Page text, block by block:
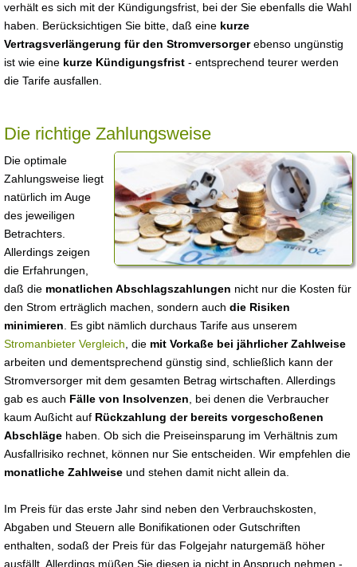
verhält es sich mit der Kündigungsfrist, bei der Sie ebenfalls die Wahl
haben. Berücksichtigen Sie bitte, daß eine kurze
Vertragsverlängerung für den Stromversorgerebenso ungünstig
ist wie eine kurze Kündigungsfrist - entsprechend teurer werden
die Tarife ausfallen.
Die richtige Zahlungsweise
Die optimale
Zahlungsweise liegt
natürlich im Auge
des jeweiligen
Betrachters.
Allerdings zeigen
die Erfahrungen,
daß die monatlichen Abschlagszahlungen nicht nur die Kosten für
den Strom erträglich machen, sondern auch die Risiken
minimieren . Es gibt nämlich durchaus Tarife aus unserem
Stromanbieter Vergleich , die mit Vorkaße bei jährlicher Zahlweise
arbeiten und dementsprechend günstig sind, schließlich kann der
Stromversorger mit dem gesamten Betrag wirtschaften. Allerdings
gab es auch Fälle von Insolvenzen , bei denen die Verbraucher
kaum Außicht auf Rückzahlung der bereits vorgeschoßenen
Abschläge haben. Ob sich die Preiseinsparung im Verhältnis zum
Ausfallrisiko rechnet, können nur Sie entscheiden. Wir empfehlen die
monatliche Zahlweise und stehen damit nicht allein da.
Im Preis für das erste Jahr sind neben den Verbrauchskosten,
Abgaben und Steuern alle Bonifikationen oder Gutschriften
enthalten, sodaß der Preis für das Folgejahr naturgemäß höher
ausfällt. Allerdings müßen Sie diesen ja nicht in Anspruch nehmen -